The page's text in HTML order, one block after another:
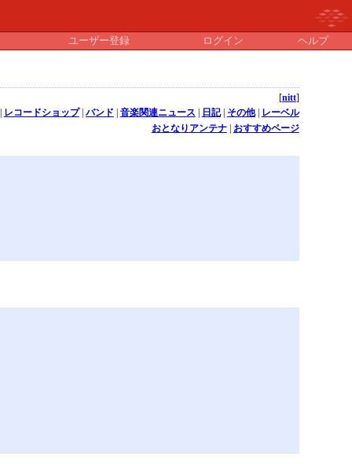
ユーザー登録 ログイン ヘルプ
[nitt]
レコードショップ| バンド 音楽関連ニュース 日記| その他|
レーベル
おとなりアンテナ| おすすめページ